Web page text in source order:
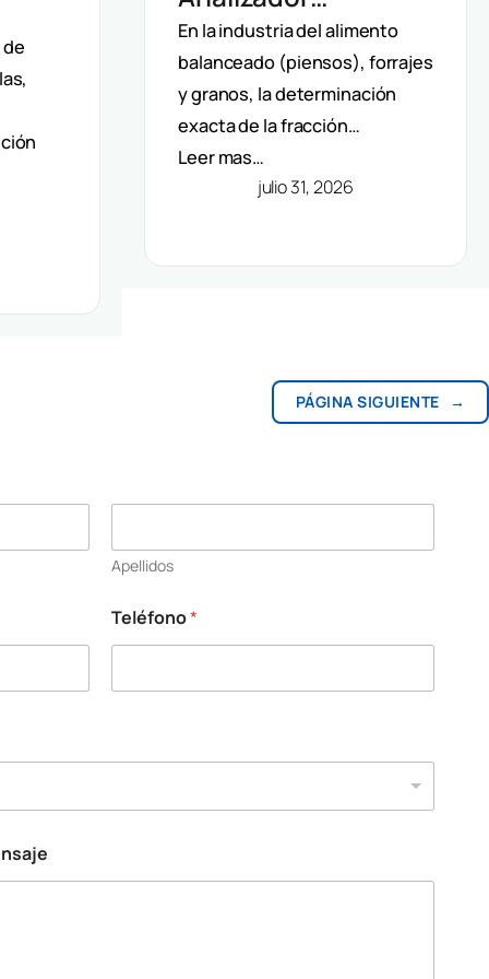
Y
Y
Automático De Fibra
Velp: Precisión Y
Automatización En
Método Van Soest
En la industria del alimento
balanceado (piensos), forrajes
y granos, la determinación
exacta de la fracción…
Leer mas…
julio 31, 2026
PÁGINA SIGUIENTE →
Apellidos
Teléfono*